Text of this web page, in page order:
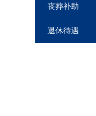
丧葬补助
退休待遇